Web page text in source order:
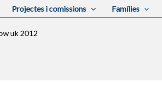
Projectes i comissions Famílies
uk 2012